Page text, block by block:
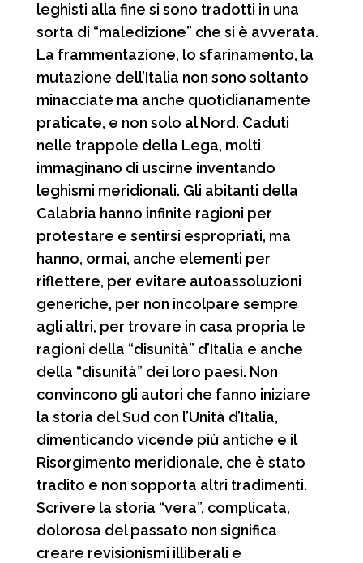
leghisti alla fine si sono tradotti in una
sorta di “maledizione” che si è avverata.
La frammentazione, lo sfarinamento, la
mutazione dell’Italia non sono soltanto
minacciate ma anche quotidianamente
praticate, e non solo al Nord. Caduti
nelle trappole della Lega, molti
immaginano di uscirne inventando
leghismi meridionali. Gli abitanti della
Calabria hanno infinite ragioni per
protestare e sentirsi espropriati, ma
hanno, ormai, anche elementi per
riflettere, per evitare autoassoluzioni
generiche, per non incolpare sempre
agli altri, per trovare in casa propria le
ragioni della “disunità” d’Italia e anche
della “disunità” dei loro paesi. Non
convincono gli autori che fanno iniziare
la storia del Sud con l’Unità d’Italia,
dimenticando vicende più antiche e il
Risorgimento meridionale, che è stato
tradito e non sopporta altri tradimenti.
Scrivere la storia “vera”, complicata,
dolorosa del passato non significa
creare revisionismi illiberali e